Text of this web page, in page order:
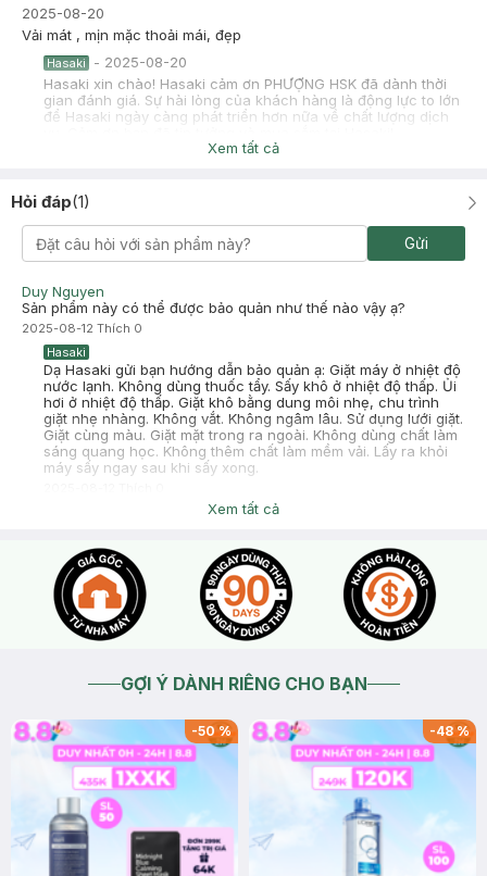
2025-08-20
Vải mát , mịn mặc thoải mái, đẹp
Hasaki - 2025-08-20
Hasaki xin chào! Hasaki cảm ơn PHƯỢNG HSK đã dành thời
gian đánh giá. Sự hài lòng của khách hàng là động lực to lớn
để Hasaki ngày càng phát triển hơn nữa về chất lượng dịch
Xem tất cả
Hỏi đáp(1)
Gửi
Duy Nguyen
Sản phẩm này có thể được bảo quản như thế nào vậy ạ?
2025-08-12 Thích 0
Hasaki
Dạ Hasaki gửi bạn hướng dẫn bảo quản ạ: Giặt máy ở nhiệt độ
nước lạnh. Không dùng thuốc tẩy. Sấy khô ở nhiệt độ thấp. Ủi
hơi ở nhiệt độ thấp. Giặt khô bằng dung môi nhẹ, chu trình
giặt nhẹ nhàng. Không vắt. Không ngâm lâu. Sử dụng lưới giặt.
Giặt cùng màu. Giặt mặt trong ra ngoài. Không dùng chất làm
sáng quang học. Không thêm chất làm mềm vải. Lấy ra khỏi
máy sấy ngay sau khi sấy xong.
Xem tất cả
GỢI Ý DÀNH RIÊNG CHO BẠN
-50% -48%